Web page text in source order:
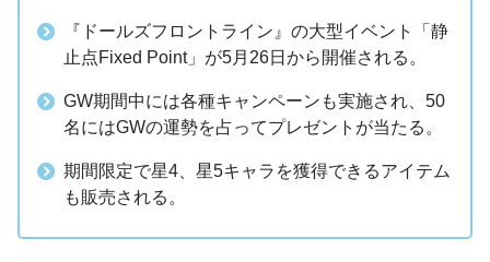
『ドールズフロントライン』の大型イベント「静
止点Fixed Point」が5月26日から開催される。
GW期間中には各種キャンペーンも実施され、50
名にはGWの運勢を占ってプレゼントが当たる。
期間限定で星4、星5キャラを獲得できるアイテム
も販売される。